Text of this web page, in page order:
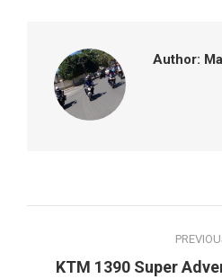
Author:
navigation
KTM 1390 Super